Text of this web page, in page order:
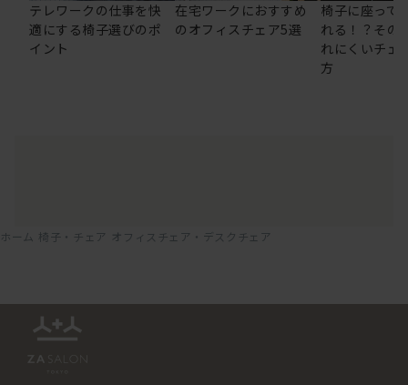
テレワークの仕事を快
適にする椅子選びのポ
イント
在宅ワークにおすすめ
のオフィスチェア5選
椅子に座って
れる！？その
れにくいチェ
方
ホーム 椅子・チェア オフィスチェア・デスクチェア